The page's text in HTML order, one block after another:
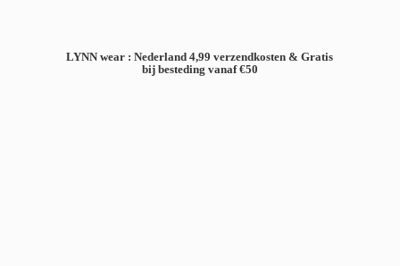
LYNN wear : Nederland 4,99 verzendkosten & Gratis
bij besteding vanaf €50